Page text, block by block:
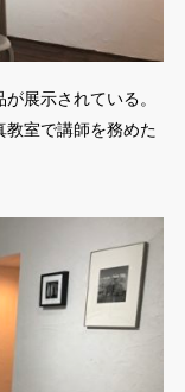
展示されている。
教室で講師を務めた